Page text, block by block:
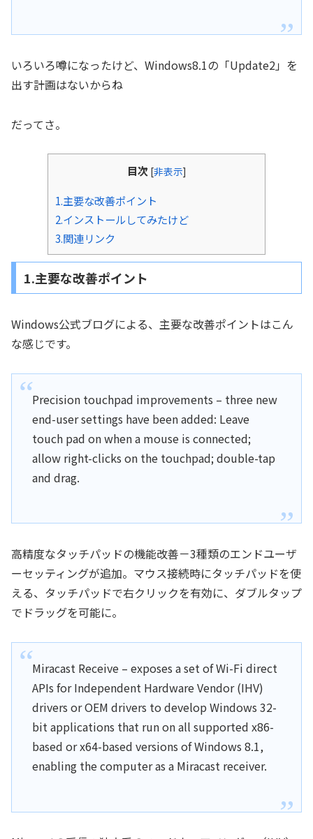
いろいろ噂になったけど、Windows8.1の「Update2」を
出す計画はないからね
だってさ。
目次 [非表示]
1.主要な改善ポイント
2.インストールしてみたけど
3.関連リンク
1.主要な改善ポイント
Windows公式ブログによる、主要な改善ポイントはこん
な感じです。
Precision touchpad improvements – three new
end-user settings have been added: Leave
touch pad on when a mouse is connected;
allow right-clicks on the touchpad; double-tap
and drag.
高精度なタッチパッドの機能改善－3種類のエンドユーザ
ーセッティングが追加。マウス接続時にタッチパッドを使
える、タッチパッドで右クリックを有効に、ダブルタップ
でドラッグを可能に。
Miracast Receive – exposes a set of Wi-Fi direct
APIs for Independent Hardware Vendor (IHV)
drivers or OEM drivers to develop Windows 32-
bit applications that run on all supported x86-
based or x64-based versions of Windows 8.1,
enabling the computer as a Miracast receiver.